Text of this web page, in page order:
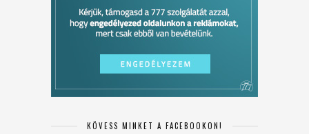
KÖVESS MINKET A FACEBOOKON!